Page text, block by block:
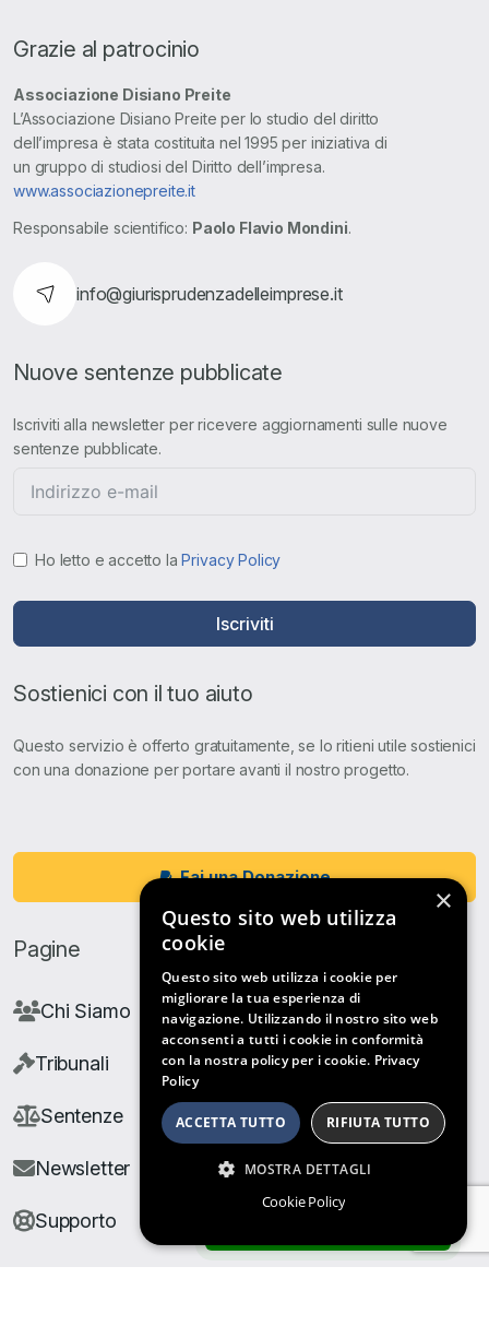
Grazie al patrocinio
Associazione Disiano Preite
L’Associazione Disiano Preite per lo studio del diritto
dell’impresa è stata costituita nel 1995 per iniziativa di
un gruppo di studiosi del Diritto dell’impresa.
www.associazionepreite.it
Responsabile scientifico: Paolo Flavio Mondini.
info@giurisprudenzadelleimprese.it
Nuove sentenze pubblicate
Iscriviti alla newsletter per ricevere aggiornamenti sulle nuove
sentenze pubblicate.
Ho letto e accetto laPrivacy Policy
Iscriviti
Sostienici con il tuo aiuto
Questo servizio è offerto gratuitamente, se lo ritieni utile sostienici
con una donazione per portare avanti il nostro progetto.
Fai una Donazione
Pagine
Chi Siamo
Tribunali
Sentenze
Newsletter
Supporto
×
Questo sito web utilizza
cookie
Questo sito web utilizza i cookie per
migliorare la tua esperienza di
navigazione. Utilizzando il nostro sito web
acconsenti a tutti i cookie in conformità
con la nostra policy per i cookie. Privacy
Policy
ACCETTA TUTTO RIFIUTA TUTTO
MOSTRA DETTAGLI
Cookie Policy